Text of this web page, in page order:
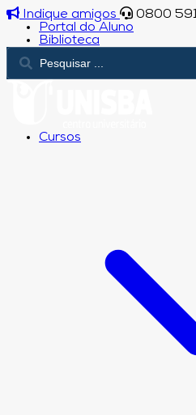
Indique amigos
0800
Portal do Aluno
Biblioteca
Cursos